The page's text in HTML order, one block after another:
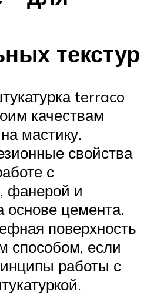
текстур
terraco
качествам
мастику.
свойства
с
фанерой и
основе цемента.
поверхность
способом, если
работы с